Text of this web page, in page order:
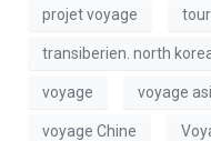
projet voyage
transiberien. north
voyage voyage
voyage Chine